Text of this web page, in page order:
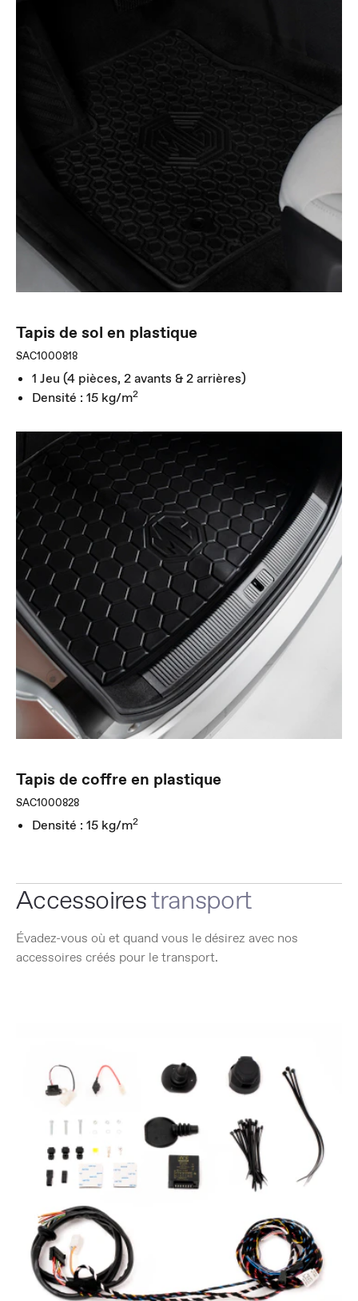
Tapis de sol en plastique
SAC1000818
1 Jeu (4 pièces, 2 avants & 2 arrières)
Densité : 15 kg/m2
Tapis de coffre en plastique
SAC1000828
Densité : 15 kg/m2
Accessoirestransport
Évadez-vous où et quand vous le désirez avec nos
accessoires créés pour le transport.